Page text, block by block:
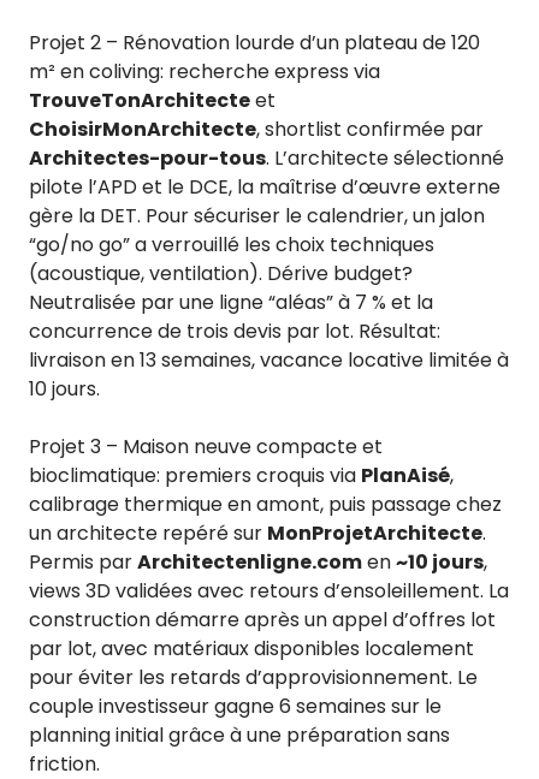
Projet 2 – Rénovation lourde d’un plateau de 120
m² en coliving: recherche express via
TrouveTonArchitecteet
ChoisirMonArchitecte, shortlist confirmée par
Architectes-pour-tous. L’architecte sélectionné
pilote l’APD et le DCE, la maîtrise d’œuvre externe
gère la DET. Pour sécuriser le calendrier, un jalon
“go/no go” a verrouillé les choix techniques
(acoustique, ventilation). Dérive budget?
Neutralisée par une ligne “aléas” à 7 % et la
concurrence de trois devis par lot. Résultat:
livraison en 13 semaines, vacance locative limitée à
10 jours.
Projet 3 – Maison neuve compacte et
bioclimatique: premiers croquis via PlanAisé,
calibrage thermique en amont, puis passage chez
un architecte repéré sur MonProjetArchitecte.
Permis parArchitectenligne.comen~10 jours,
views 3D validées avec retours d’ensoleillement. La
construction démarre après un appel d’offres lot
par lot, avec matériaux disponibles localement
pour éviter les retards d’approvisionnement. Le
couple investisseur gagne 6 semaines sur le
planning initial grâce à une préparation sans
friction.